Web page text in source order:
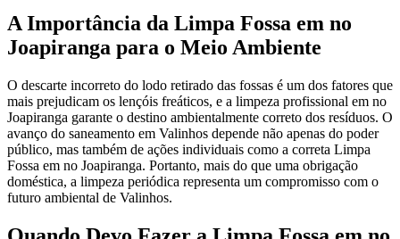
A Importância da Limpa Fossa em no
Joapiranga para o Meio Ambiente
O descarte incorreto do lodo retirado das fossas é um dos fatores que
mais prejudicam os lençóis freáticos, e a limpeza profissional em no
Joapiranga garante o destino ambientalmente correto dos resíduos. O
avanço do saneamento em Valinhos depende não apenas do poder
público, mas também de ações individuais como a correta Limpa
Fossa em no Joapiranga. Portanto, mais do que uma obrigação
doméstica, a limpeza periódica representa um compromisso com o
futuro ambiental de Valinhos.